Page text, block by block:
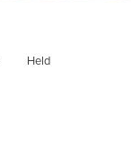
Held